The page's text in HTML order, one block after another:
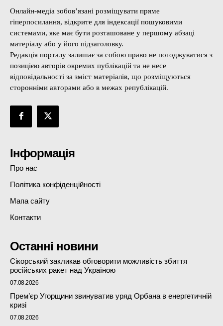
Онлайн-медіа зобов’язані розміщувати пряме
гіперпосилання, відкрите для індексації пошуковими
системами, яке має бути розташоване у першому абзаці
матеріалу або у його підзаголовку.
Редакція порталу залишає за собою право не погоджуватися з
позицією авторів окремих публікацій та не несе
відповідальності за зміст матеріалів, що розміщуються
сторонніми авторами або в межах републікацій.
Інформація
Про нас
Політика конфіденційності
Мапа сайту
Контакти
Останні новини
Сікорський закликав обговорити можливість збиття
російських ракет над Україною
07.08.2026
Прем’єр Угорщини звинуватив уряд Орбана в енергетичній
кризі
07.08.2026